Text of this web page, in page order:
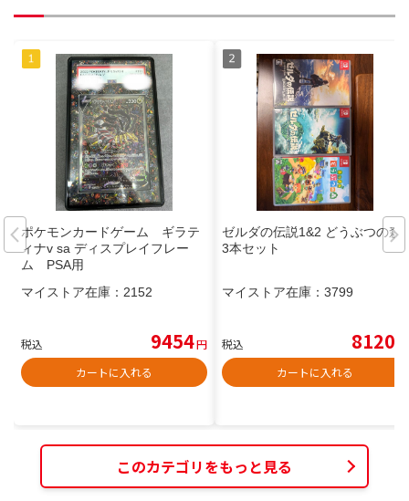
ポケモンカードゲーム ギラテ
ィナv sa ディスプレイフレー
ム PSA用
マイストア在庫： 2152
税込 9454円
カートに入れる
ゼルダの伝説1&2 どうぶつの森
3本セット
マイストア在庫： 3799
税込 8120
カートに入れる
このカテゴリをもっと見る